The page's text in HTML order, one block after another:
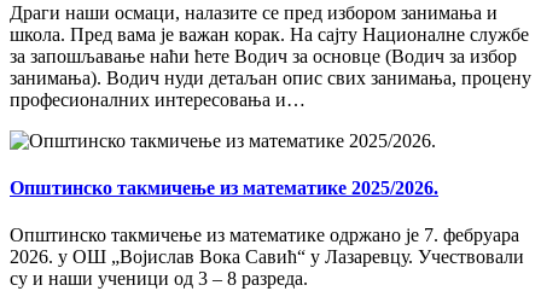
Драги наши осмаци, налазите се пред избором занимања и
школа. Пред вама је важан корак. На сајту Националне службе
за запошљавање наћи ћете Водич за основце (Водич за избор
занимања). Водич нуди детаљан опис свих занимањa, процену
професионалних интересовања и…
Општинско такмичење из математике 2025/2026.
Општинско такмичење из математике одржано је 7. фебруара
2026. у ОШ „Војислав Вока Савић“ у Лазаревцу. Учествовали
су и наши ученици од 3 – 8 разреда.